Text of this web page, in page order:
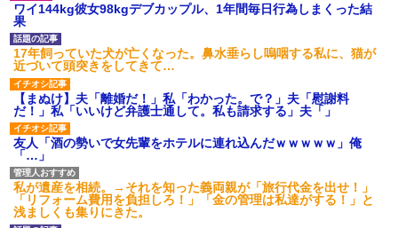
ワイ144kg彼女98kgデブカップル、1年間毎日行為しまくった結
果
17年飼っていた犬が亡くなった。鼻水垂らし嗚咽する私に、猫が
近づいて頭突きをしてきて…
【まぬけ】夫「離婚だ！」私「わかった。で？」夫「慰謝料
だ！」私「いいけど弁護士通して。私も請求する」夫「」
友人「酒の勢いで女先輩をホテルに連れ込んだｗｗｗｗｗ」俺
「…」
私が遺産を相続。→それを知った義両親が「旅行代金を出せ！」
「リフォーム費用を負担しろ！」「金の管理は私達がする！」と
浅ましくも集りにきた。